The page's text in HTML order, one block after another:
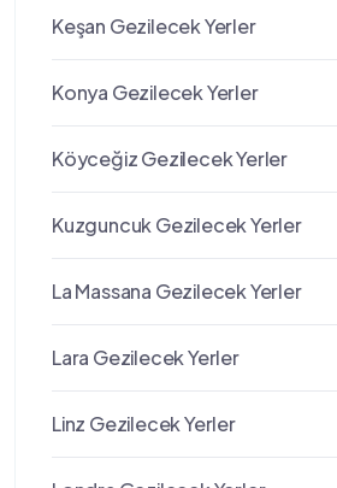
Keşan Gezilecek Yerler
Konya Gezilecek Yerler
Köyceğiz Gezilecek Yerler
Kuzguncuk Gezilecek Yerler
La Massana Gezilecek Yerler
Lara Gezilecek Yerler
Linz Gezilecek Yerler